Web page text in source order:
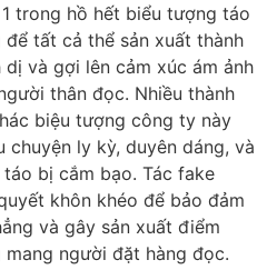
trong hồ hết biểu tượng táo
tất cả thể sản xuất thành
và gợi lên cảm xúc ám ảnh
thân đọc. Nhiều thành
biệu tượng công ty này
ly kỳ, duyên dáng, và
bị cắm bạo. Tác fake
khôn khéo để bảo đảm
và gây sản xuất điểm
người đặt hàng đọc.